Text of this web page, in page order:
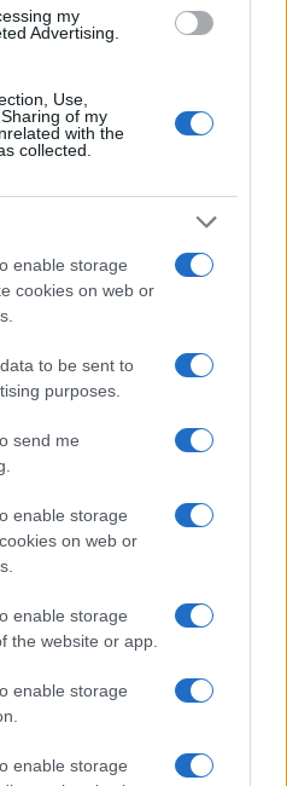
my
Advertising.
Use,
of my
with the
collected.
enable storage
cookies on web or
to be sent to
purposes.
send me
enable storage
on web or
enable storage
the website or app.
enable storage
enable storage
è da escludere che pezzi
possano essere
di esseri umani.
livello di corruzione di
fanno tanti governi
con i Paesi del Terzo
un altro fatto che può
oggi, in termini di
in molti Paesi africani che
La risposta è
implica
quella in surplus,
e penalmente
trattenere popolazione
un peso o un problema?